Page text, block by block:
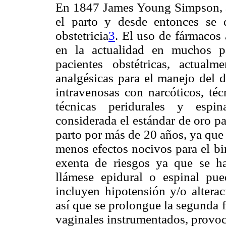
En 1847 James Young
el parto y desde entonces se
obstetricia3. El uso de fármacos
en la actualidad en muchos
pacientes obstétricas,
analgésicas para el manejo del
intravenosas con narcóticos,
técnicas peridurales y
considerada el estándar de oro
parto por más de 20 años, ya
menos efectos nocivos para el
exenta de riesgos ya que se
llámese epidural o espinal
incluyen hipotensión y/o
así que se prolongue la segunda
vaginales instrumentados,